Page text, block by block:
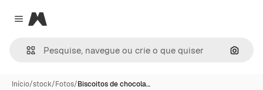
Close menu
Magnific
Início/stock/Fotos/Biscoitos de chocola…